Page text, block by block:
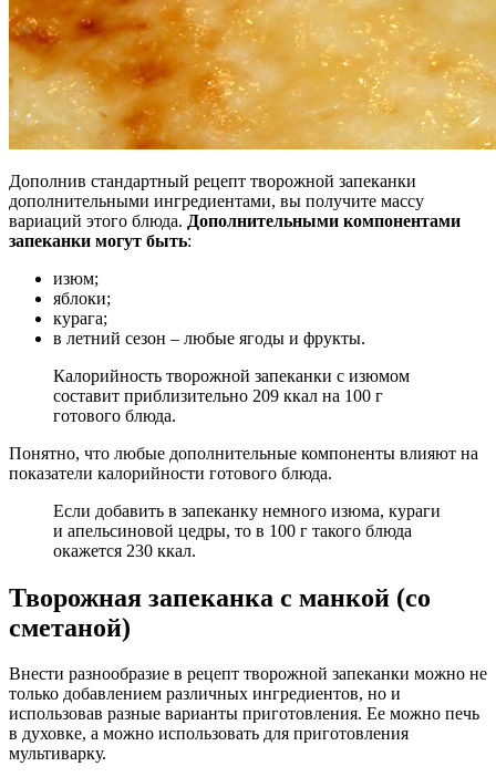
Дополнив стандартный рецепт творожной запеканки
дополнительными ингредиентами, вы получите массу
вариаций этого блюда. Дополнительными компонентами
запеканки могут быть:
изюм;
яблоки;
курага;
в летний сезон – любые ягоды и фрукты.
Калорийность творожной запеканки с изюмом
составит приблизительно 209 ккал на 100 г
готового блюда.
Понятно, что любые дополнительные компоненты влияют на
показатели калорийности готового блюда.
Если добавить в запеканку немного изюма, кураги
и апельсиновой цедры, то в 100 г такого блюда
окажется 230 ккал.
Творожная запеканка с манкой (со
сметаной)
Внести разнообразие в рецепт творожной запеканки можно не
только добавлением различных ингредиентов, но и
использовав разные варианты приготовления. Ее можно печь
в духовке, а можно использовать для приготовления
мультиварку.